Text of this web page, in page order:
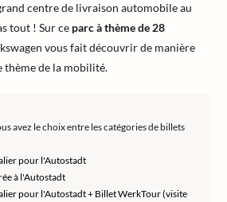
centre de livraison automobile au
tout ! Sur ce parc à thème de 28
vous fait découvrir de manière
thème de la mobilité.
avez le choix entre les catégories de billets
pour l'Autostadt
à l'Autostadt
pour l'Autostadt + Billet WerkTour (visite